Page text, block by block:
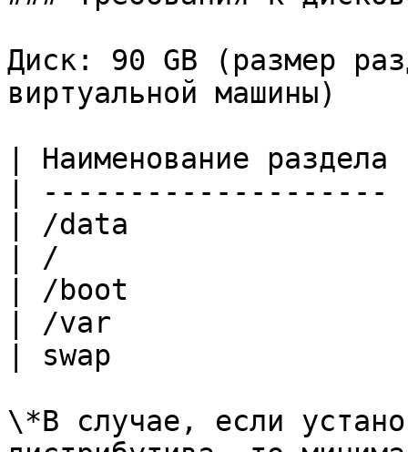
Диск: 90 GB (размер
виртуальной машины)
| Наименование
|
| /data
| /                    |
| /boot
| /var
| swap
\*В случае, если